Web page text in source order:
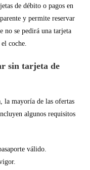
de débito o pagos en
y permite reservar
no se pedirá una tarjeta
coche.
sin tarjeta de
la mayoría de las ofertas
algunos requisitos
válido.